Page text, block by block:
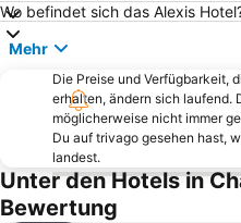
Telonio
Moschee Neratzes
KTEL Chanion - Rethimnou
Kasteli
Tavronitis
Mavros Molos
Rethymno Gallos Stadium
Wo befindet sich das Alexis
Mehr
Die Preise und Verfügbarkeit,
erhalten, ändern sich laufend.
möglicherweise nicht immer
Du auf trivago gesehen hast,
landest.
Unter den Hotels in
Bewertung